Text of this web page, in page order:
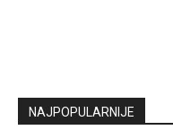
NAJPOPULARNIJE